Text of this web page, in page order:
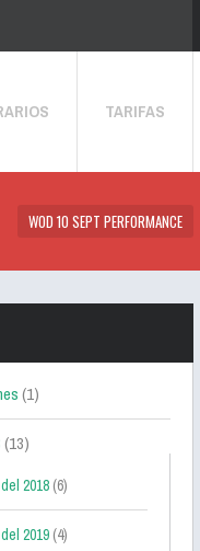
TARIFAS
WOD 10 SEPT PERFORMANCE
(1)
(13)
2018 (6)
2019 (4)